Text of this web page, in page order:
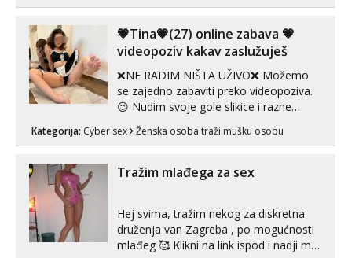
💗Tina💗(27) online zabava 💗
videopoziv kakav zaslužuješ
❌NE RADIM NIŠTA UŽIVO❌ Možemo
se zajedno zabaviti preko videopoziva.
😉 Nudim svoje gole slikice i razne
videouradke. 🤩 Za online zabavu pošalji
poruku na Whatsapp, Telegram ili Viber.
autentičnosti možeš me vidjeti na
videopozivu. 😉 S vama sam vec 5 ...
Kategorija: Cyber sex Ženska osoba traži mušku osobu
Tražim mlađega za sex
Hej svima, tražim nekog za diskretna
druženja van Zagreba , po mogućnosti
mlađeg 🥰 Klikni na link ispod i nadji me